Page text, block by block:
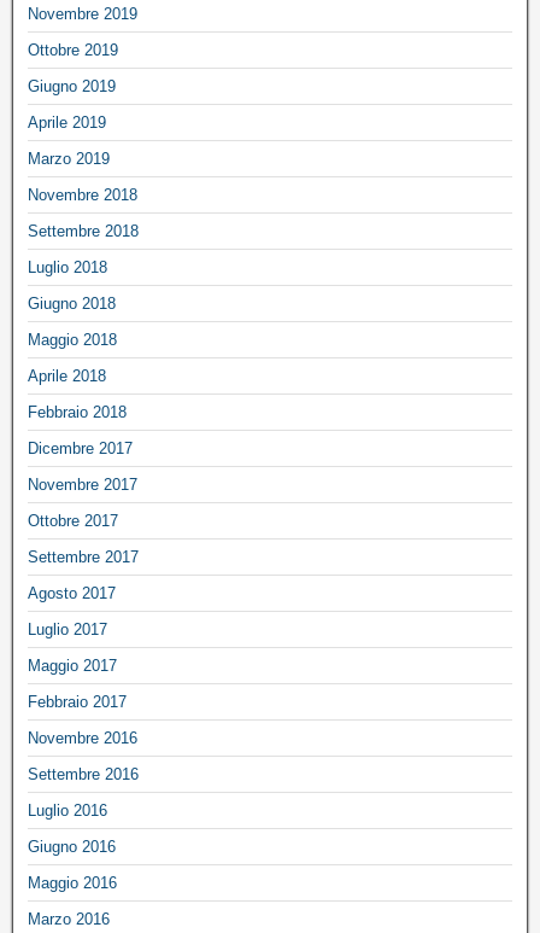
Novembre 2019
Ottobre 2019
Giugno 2019
Aprile 2019
Marzo 2019
Novembre 2018
Settembre 2018
Luglio 2018
Giugno 2018
Maggio 2018
Aprile 2018
Febbraio 2018
Dicembre 2017
Novembre 2017
Ottobre 2017
Settembre 2017
Agosto 2017
Luglio 2017
Maggio 2017
Febbraio 2017
Novembre 2016
Settembre 2016
Luglio 2016
Giugno 2016
Maggio 2016
Marzo 2016